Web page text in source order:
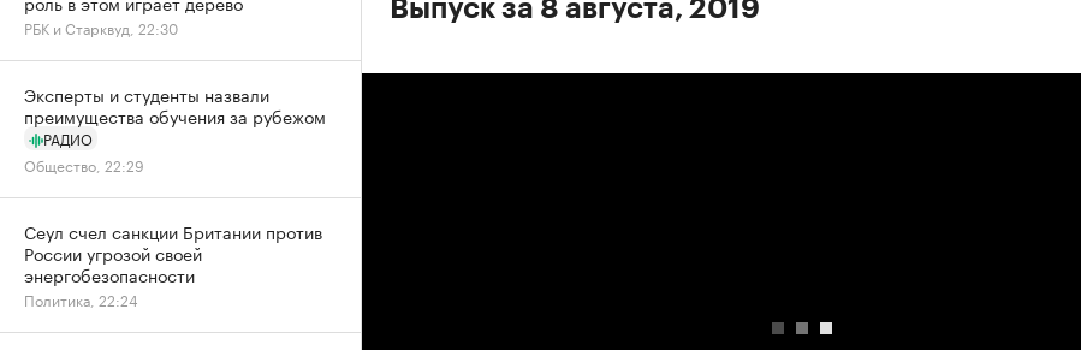
Выпуск за 8 августа, 2019
РБК и Старквуд, 22:30
Эксперты и студенты назвали
преимущества обучения за рубежом
РАДИО
Общество, 22:29
Сеул счел санкции Британии против
России угрозой своей
энергобезопасности
Политика, 22:24